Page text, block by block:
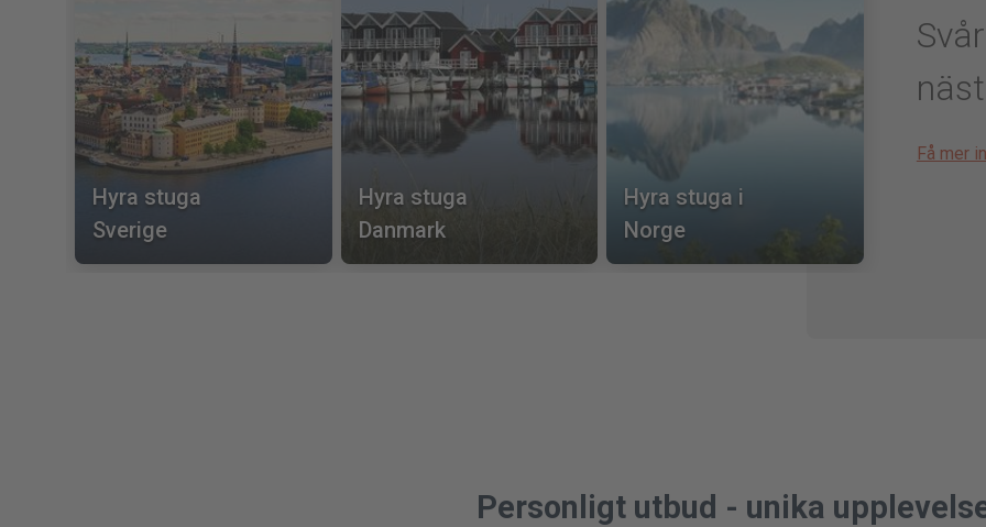
Hyra stuga
Sverige
Hyra stuga
Danmark
Hyra stuga i
Norge
Få mer
Personligt utbud - unika